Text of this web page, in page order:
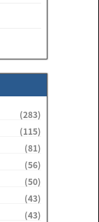
(283)
(115)
(81)
(56)
(50)
(43)
(43)